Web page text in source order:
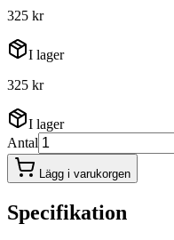
325 kr
I lager
325 kr
I lager
Antal
Lägg i varukorgen
Specifikation